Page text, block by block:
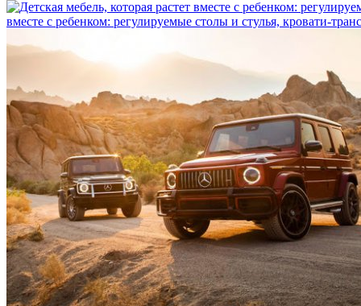
вместе с ребенком: регулируемые столы и стулья, кровати-